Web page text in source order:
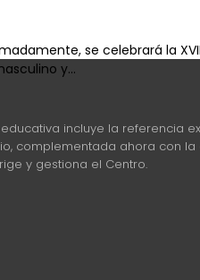
se celebrará la
y...
incluye la referencia
complementada ahora con
y gestiona el Centro.